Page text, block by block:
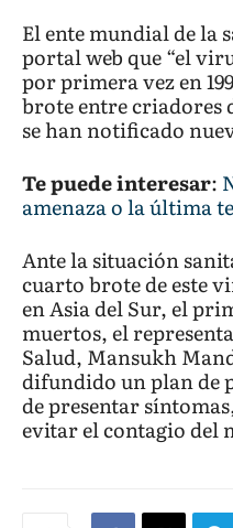
El ente mundial de la
portal web que “el
por primera vez en
brote entre criadores
se han notificado
Te puede interesar:
amenaza o la última
Ante la situación
cuarto brote de este
en Asia del Sur, el
muertos, el
Salud, Mansukh
difundido un plan de
de presentar
evitar el contagio del